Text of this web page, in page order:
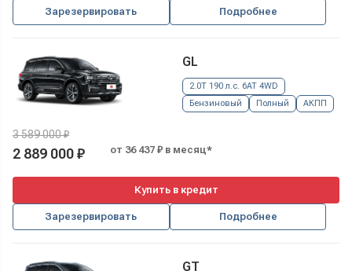
Зарезервировать Подробнее
GL
2.0T 190 л.с. 6AT 4WD
Бензиновый
Полный АКПП
3 589 000 ₽
2 889 000 ₽ от 36 437 ₽ в месяц*
Купить в кредит
Зарезервировать Подробнее
GT